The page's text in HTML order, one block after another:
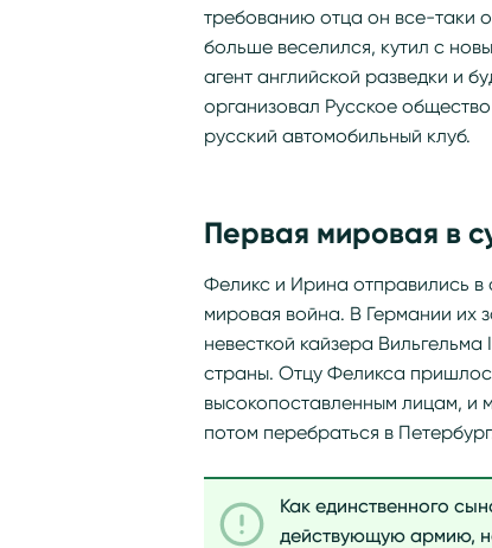
требованию отца он все-таки
больше веселился, кутил с
агент английской разведки и
организовал Русское
русский автомобильный клуб.
Первая мировая в
Феликс и Ирина отправились в
мировая война. В Германии их
невесткой кайзера
страны. Отцу Феликса
высокопоставленным лицам, и
потом перебраться в
Как единственного
действующую армию,